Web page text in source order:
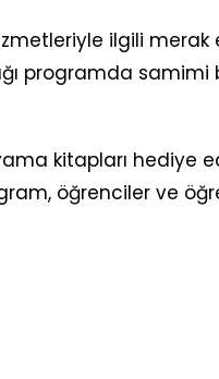
ilgili merak
programda samimi
kitapları hediye
öğrenciler ve